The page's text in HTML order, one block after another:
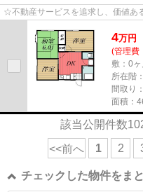
☆不動産サービスを追求し、価値あ
4万円
(管理費
敷：0
所在階
間取り
面積：
該当公開件数
<<前へ 1 2
チェックした物件をま